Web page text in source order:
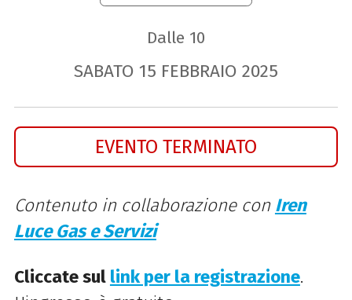
Dalle 10
SABATO 15 FEBBRAIO 2025
EVENTO TERMINATO
Contenuto in collaborazione con Iren
Luce Gas e Servizi
Cliccate sul link per la registrazione.